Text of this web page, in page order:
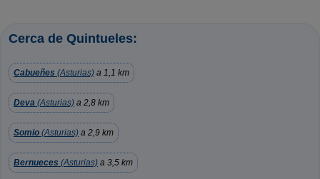
Cerca de Quintueles:
Cabueñes (Asturias) a 1,1 km
Deva (Asturias) a 2,8 km
Somio (Asturias) a 2,9 km
Bernueces (Asturias) a 3,5 km